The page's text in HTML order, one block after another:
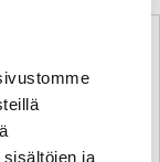
ja